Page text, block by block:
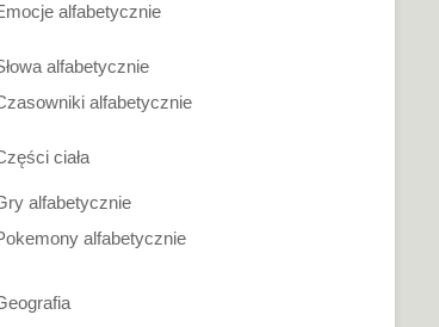
alfabetycznie
alfabetycznie
alfabetycznie
ciała
alfabetycznie
alfabetycznie